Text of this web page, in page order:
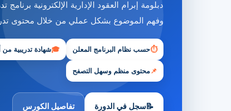
دبلومة إبرام العقود الإدارية الإلكترونية
وفهم الموضوع بشكل عملي من خلال محتوى
⏱حسب نظام البرنامج المعلن 🎓شهادة تدريبية من
📌محتوى منظم وسهل التصفح
📝سجل في الدورة تفاصيل الكورس